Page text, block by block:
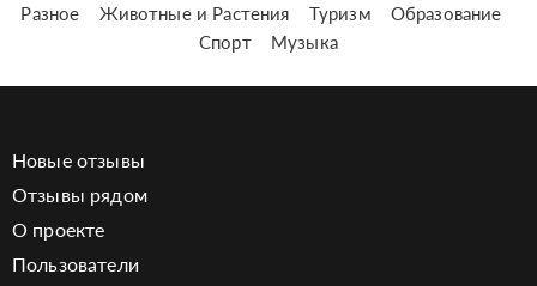
Разное
Животные и Растения Туризм
Образование
Спорт
Музыка
Новые отзывы
Отзывы рядом
О проекте
Пользователи